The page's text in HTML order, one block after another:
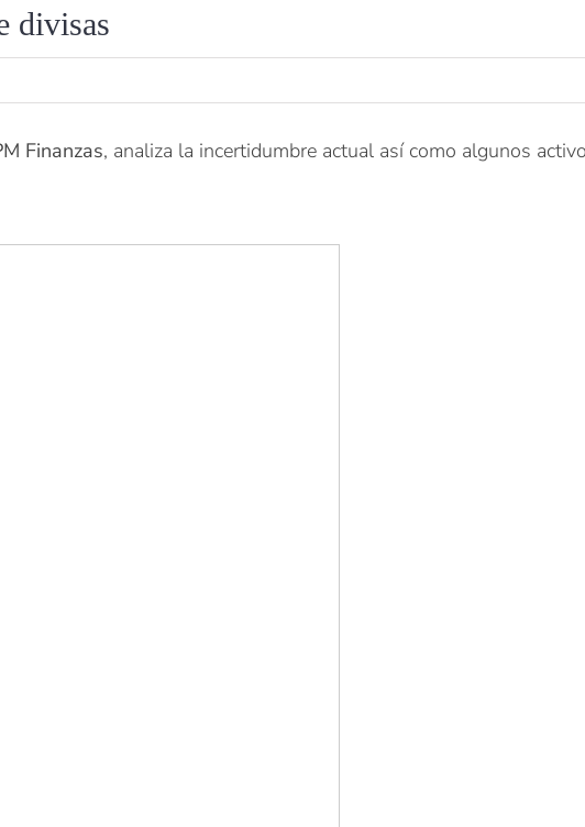
divisas
Finanzas, analiza la incertidumbre actual así como algunos